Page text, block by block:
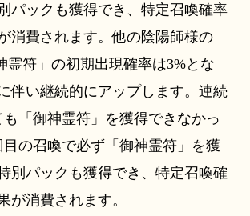
パックも獲得でき、特定召喚確率
消費されます。他の陰陽師様の
霊符」の初期出現確率は3%とな
伴い継続的にアップします。連続
も「御神霊符」を獲得できなかっ
目の召喚で必ず「御神霊符」を獲
別パックも獲得でき、特定召喚確
が消費されます。